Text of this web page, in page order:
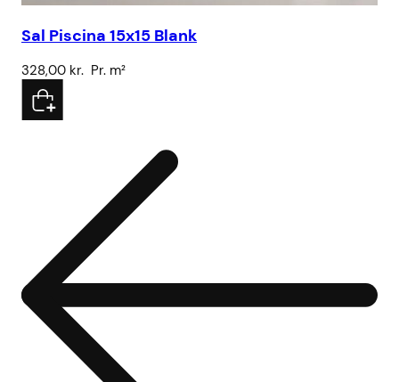
Sal Piscina 15x15 Blank
328,00 kr. Pr. m²